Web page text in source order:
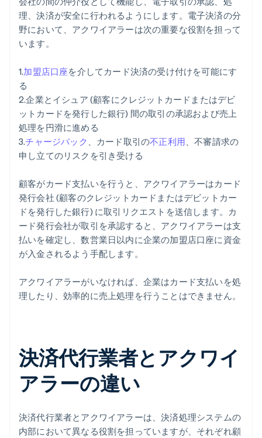
理、決済が安全に行われるようにします。電子決済の分
野において、アクワイアラーは次の重要な役割を担って
います。
1.加盟店口座を介してカード決済の受け付けを可能にす
る
2.企業とイシュア (顧客にクレジットカードまたはデビ
ットカードを発行した銀行) 間の取引の承認および売上
処理を円滑に進める
3.チャージバック 、カード取引の不正利用、不審請求の
申し立てのリスクを引き受ける
顧客がカード支払いを行うと、アクワイアラーはカード
発行会社 (顧客のクレジットカードまたはデビットカー
ドを発行した銀行) に取引リクエストを送信します。カ
ード発行会社が取引を承認すると、アクワイアラーは支
払いを確定し、数営業日以内に企業の加盟店口座に資金
が入金されるよう手配します。
アクワイアラーがいなければ、企業はカード支払いを処
理したり、効率的に売上処理を行うことはできません。
決済代行業者とアクワイ
アラーの違い
決済代行業者とアクワイアラーは、決済処理システムの
内部において異なる役割を担っていますが、それぞれ顧